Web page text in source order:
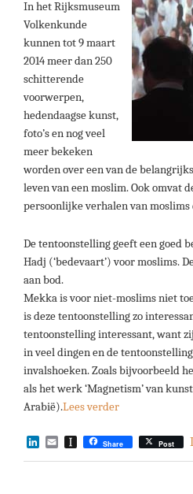
In het Rijksmuseum
Volkenkunde
kunnen tot 9 maart
2014 meer dan 250
schitterende
voorwerpen,
hedendaagse kunst,
foto’s en nog veel
meer bekeken
worden over een van de
leven van een moslim. Ook omvat
persoonlijke verhalen van
De tentoonstelling geeft een goed
Hadj (‘bedevaart’) voor moslims.
aan bod.
Mekka is voor niet-moslims niet
is deze tentoonstelling zo
tentoonstelling interessant, want
in veel dingen en de
invalshoeken. Zoals bijvoorbeeld
als het werk ‘Magnetism’ van
Arabië).Lees verder
LinkedIn
EmailInstapaper
Share Post